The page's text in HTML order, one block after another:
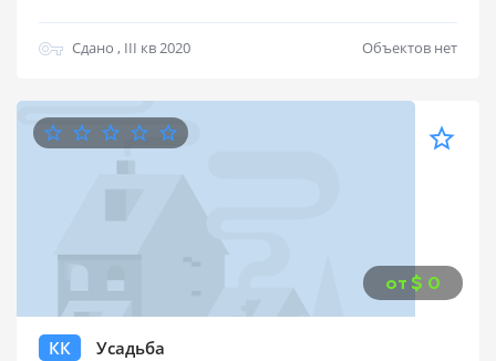
Сдано , III кв 2020 Объектов нет
от $ 0
КК Усадьба